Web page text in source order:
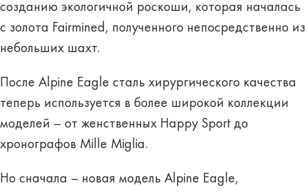
созданию экологичной роскоши, которая началась
с золота Fairmined, полученного непосредственно из
небольших шахт.
После Alpine Eagle сталь хирургического качества
теперь используется в более широкой коллекции
моделей – от женственных Happy Sport до
хронографов Mille Miglia.
Но сначала – новая модель Alpine Eagle,